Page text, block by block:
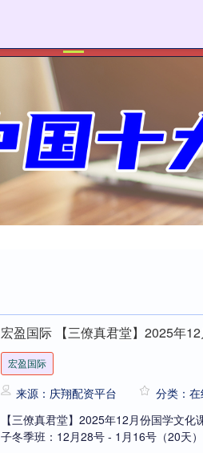
宏盈国际 【三僚真君堂】2025年
宏盈国际
来源：庆翔配资平台 分类：
【三僚真君堂】2025年12月份国学文
子冬季班：12月28号 - 1月16号（20天